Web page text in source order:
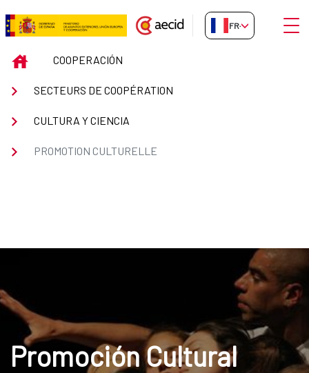
Saut au contenu principal
PROMOTION CULTURELLE
FR-FR
INICIOCOOPERACIÓN
SECTEURS DE COOPÉRATION
CULTURA Y CIENCIA
PROMOTION CULTURELLE
Promoción Cultural